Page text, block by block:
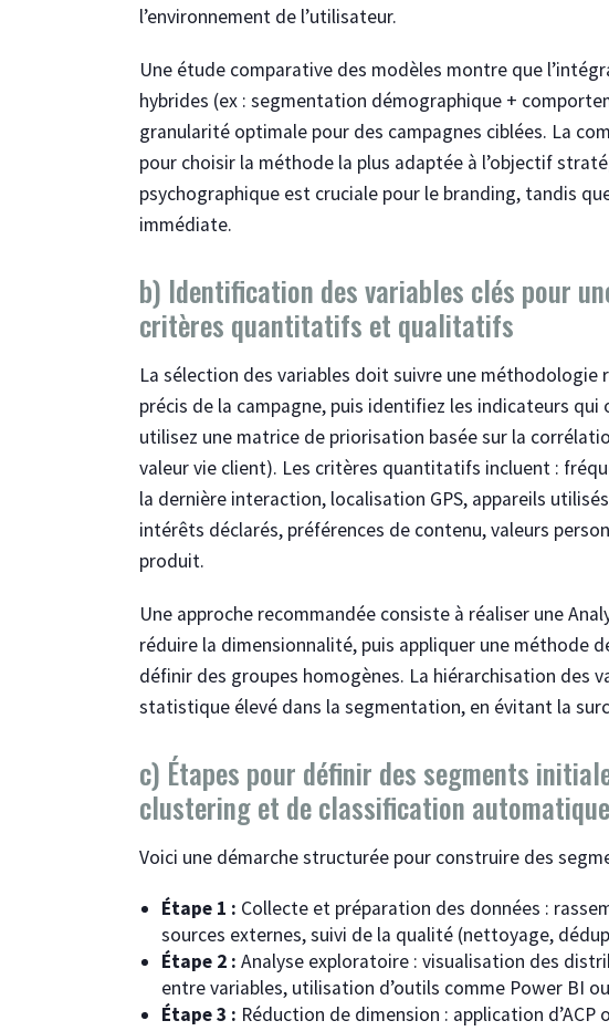
l’environnement de l’utilisateur.
Une étude comparative des modèles montre que
hybrides (ex : segmentation démographique +
granularité optimale pour des campagnes ciblées. La
pour choisir la méthode la plus adaptée à l’objectif
psychographique est cruciale pour le branding, tandis
immédiate.
b) Identification des variables clés pour
critères quantitatifs et qualitatifs
La sélection des variables doit suivre une méthodologie
précis de la campagne, puis identifiez les indicateurs
utilisez une matrice de priorisation basée sur la
valeur vie client). Les critères quantitatifs incluent :
la dernière interaction, localisation GPS, appareils
intérêts déclarés, préférences de contenu, valeurs
produit.
Une approche recommandée consiste à réaliser une
réduire la dimensionnalité, puis appliquer une méthode
définir des groupes homogènes. La hiérarchisation des
statistique élevé dans la segmentation, en évitant la
c) Étapes pour définir des segments
clustering et de classification automatique
Voici une démarche structurée pour construire des
Étape 1 : Collecte et préparation des données :
sources externes, suivi de la qualité (nettoyage,
Étape 2 : Analyse exploratoire : visualisation des
entre variables, utilisation d’outils comme Power BI
Étape 3 : Réduction de dimension : application